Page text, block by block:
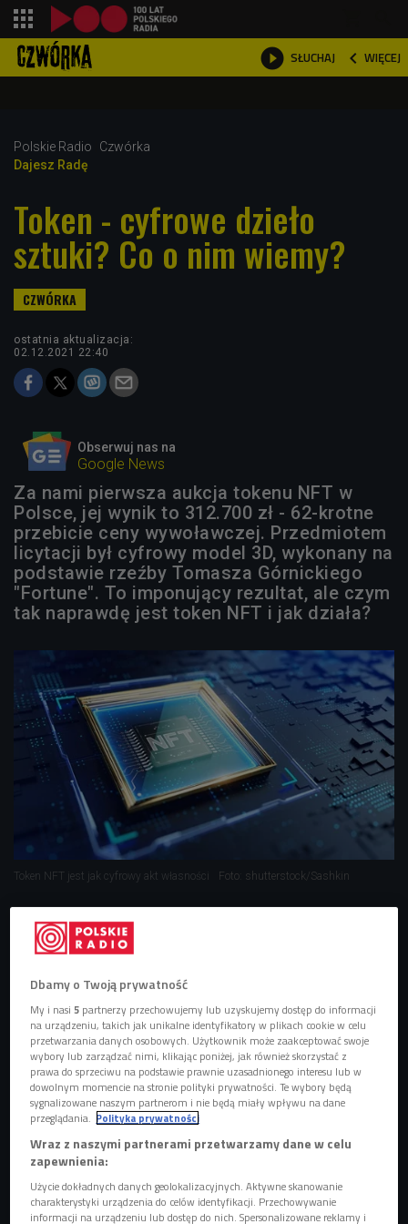
 SŁUCHAJ  WIĘCEJ

Polskie Radio
Czwórka
Dajesz Radę
Token - cyfrowe dzieło
sztuki? Co o nim wiemy?
ostatnia aktualizacja:
02.12.2021 22:40
Obserwuj nas na
Google News
Za nami pierwsza aukcja tokenu NFT w
Polsce, jej wynik to 312.700 zł - 62-krotne
przebicie ceny wywoławczej. Przedmiotem
licytacji był cyfrowy model 3D, wykonany na
podstawie rzeźby Tomasza Górnickiego
"Fortune". To imponujący rezultat, ale czym
tak naprawdę jest token NFT i jak działa?
Token NFT jest jak cyfrowy akt własności Foto: shutterstock/Sashkin
POSŁUCHAJ
(Dajesz Radę/Czwórka)
- Tokeny NFT zyskują na popularności, przebiły się do
mainstreamu i coraz więcej osób się nimi interesuje.
NFT to kod komputerowy, podobnie jak kryptowaluty
się za nimi ta sama technologia, czyli blockchain - mówi
Dbamy o Twoją prywatność
My i nasi5 partnerzy przechowujemy lub uzyskujemy dostęp do informacji
na urządzeniu, takich jak unikalne identyfikatory w plikach cookie w celu
przetwarzania danych osobowych. Użytkownik może zaakceptować swoje
wybory lub zarządzać nimi, klikając poniżej, jak również skorzystać z
prawa do sprzeciwu na podstawie prawnie uzasadnionego interesu lub w
dowolnym momencie na stronie polityki prywatności. Te wybory będą
sygnalizowane naszym partnerom i nie będą miały wpływu na dane
przeglądania. Polityka prywatności
Wraz z naszymi partnerami przetwarzamy dane w celu
zapewnienia:
Użycie dokładnych danych geolokalizacyjnych. Aktywne skanowanie
charakterystyki urządzenia do celów identyfikacji. Przechowywanie
informacji na urządzeniu lub dostęp do nich. Spersonalizowane reklamy i